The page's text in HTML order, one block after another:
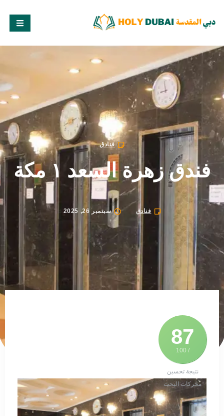
فنادق
فندق زهرة السعد ١ مكة
فنادق سبتمبر 26, 2025
87
/ 100
نتيجة تحسين
محركات البحث